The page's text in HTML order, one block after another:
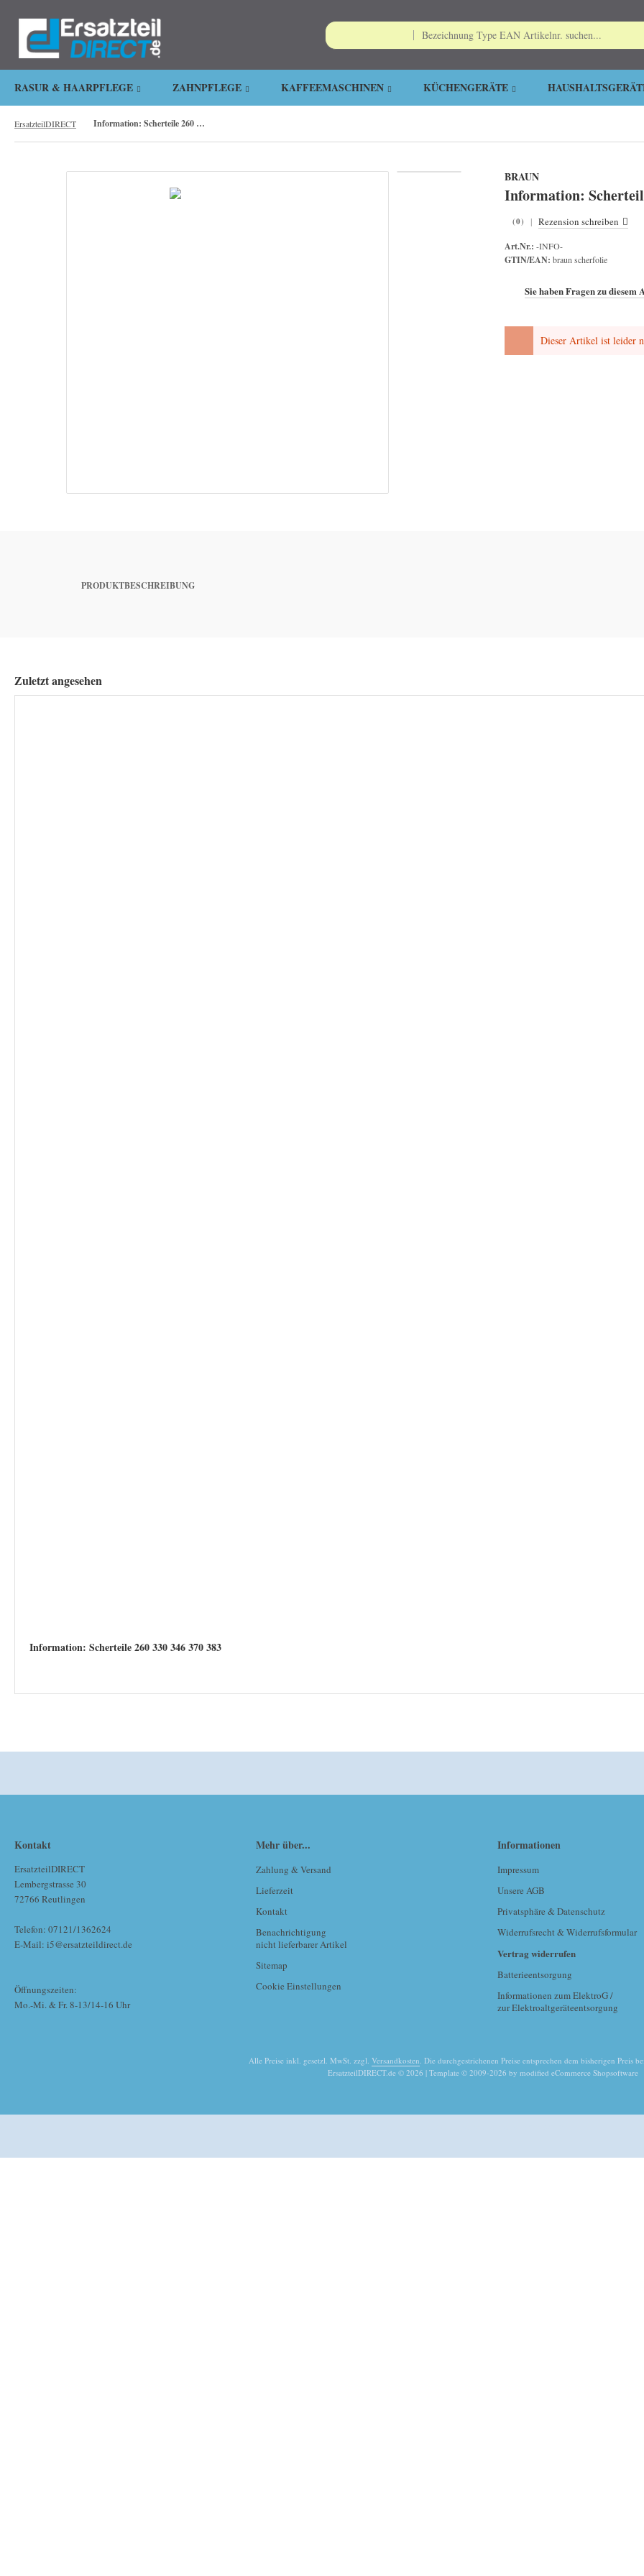
.
RASUR & HAARPFLEGE ZAHNPFLEGE KAFFEEMASCHINEN KÜCHENGERÄTE
ErsatzteilDIRECT Information: Scherteile 260 330 346 370 383
BRAUN
Information:
(0) | Rezension schreiben
Art.Nr.: -INFO-
GTIN/EAN: braun scherfolie
Sie haben Fragen zu diesem
Dieser Artikel ist leider
PRODUKTBESCHREIBUNG
Zuletzt angesehen
Information: Scherteile 260 330 346 370 383
Kontakt
ErsatzteilDIRECT
Lembergstrasse 30
72766 Reutlingen
Telefon: 07121/1362624
E-Mail: i5@ersatzteildirect.de
Öffnungszeiten:
Mo.-Mi. & Fr. 8-13/14-16 Uhr
Mehr über...
Zahlung & Versand
Lieferzeit
Kontakt
Benachrichtigung
nicht lieferbarer Artikel
Sitemap
Cookie Einstellungen
Informationen
Impressum
Unsere AGB
Privatsphäre & Datenschutz
Widerrufsrecht & Widerrufsformular
Vertrag widerrufen
Batterieentsorgung
Informationen zum ElektroG /
zur Elektroaltgeräteentsorgung
Alle Preise inkl. gesetzl. MwSt. zzgl. Versandkosten. Die durchgestrichenen Preise entsprechen dem bisherigen Preis
ErsatzteilDIRECT.de © 2026 | Template © 2009-2026 by modified eCommerce Shopsoftware